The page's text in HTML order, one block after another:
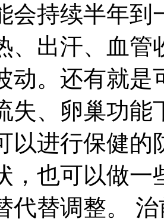
会持续半年
、出汗、血管
动。还有就是
失、卵巢功能
以进行保健的
，也可以做一
代替调整。